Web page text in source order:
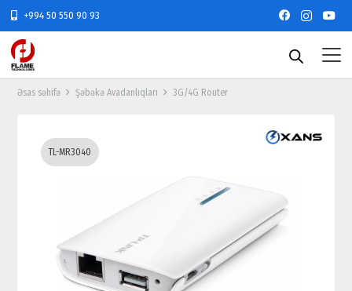
+994 50 550 90 93
Əsas səhifə Şəbəkə Avadanlıqları 3G/4G Router
TL-MR3040